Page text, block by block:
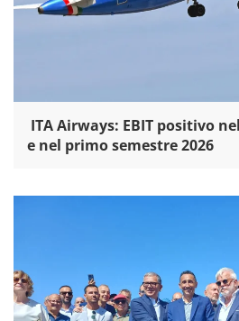
ITA Airways: EBIT positivo
e nel primo semestre 2026